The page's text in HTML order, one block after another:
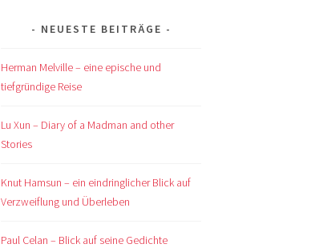
NEUESTE BEITRÄGE
Herman Melville – eine epische und
tiefgründige Reise
Lu Xun – Diary of a Madman and other
Stories
Knut Hamsun – ein eindringlicher Blick auf
Verzweiflung und Überleben
Paul Celan – Blick auf seine Gedichte